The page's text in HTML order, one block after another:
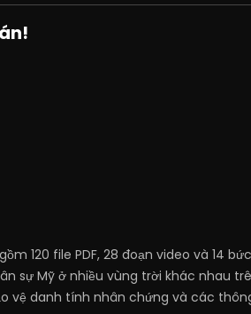
120 file PDF, 28 đoạn video và 14
sự Mỹ ở nhiều vùng trời khác nhau
vệ danh tính nhân chứng và các